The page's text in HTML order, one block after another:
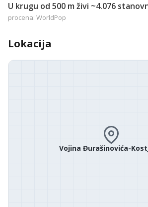
U krugu od 500 m živi ~4.076
procena: WorldPop
Lokacija
Vojina Đurašinovića-